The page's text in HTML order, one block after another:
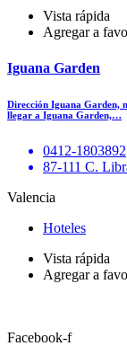
Vista rápida
Agregar a
Iguana Garden
Dirección Iguana Garden,
llegar a Iguana Garden,…
0412-1803892
87-111 C.
Valencia
Hoteles
Vista rápida
Agregar a
Facebook-f